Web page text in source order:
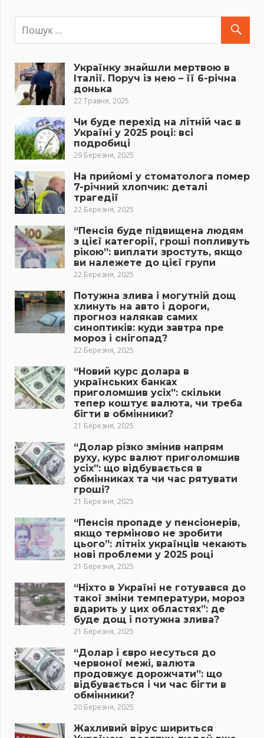
Українку знайшли мертвою в
Італії. Поруч із нею – її 6-річна
донька
22 Травня, 2025
Чи буде перехід на літній час в
Україні у 2025 році: всі
подробиці
29 Березня, 2025
На прийомі у стоматолога помер
7-річний хлопчик: деталі
трагедії
22 Березня, 2025
“Пенсія буде підвищена людям
з цієї категорії, гроші попливуть
рікою”: виплати зростуть, якщо
ви належете до цієї групи
22 Березня, 2025
Потужна злива і могутній дощ
хлинуть на авто і дороги,
прогноз налякав самих
синоптиків: куди завтра пре
мороз і снігопад?
22 Березня, 2025
“Новий курс долара в
українських банках
приголомшив усіх”: скільки
тепер коштує валюта, чи треба
бігти в обмінники?
21 Березня, 2025
“Долар різко змінив напрям
руху, курс валют приголомшив
усіх”: що відбувається в
обмінниках та чи час рятувати
гроші?
21 Березня, 2025
“Пенсія пропаде у пенсіонерів,
якщо терміново не зробити
цього”: літніх українців чекають
нові проблеми у 2025 році
21 Березня, 2025
“Ніхто в Україні не готувався до
такої зміни температури, мороз
вдарить у цих областях”: де
буде дощ і потужна злива?
21 Березня, 2025
“Долар і євро несуться до
червоної межі, валюта
продовжує дорожчати”: що
відбувається і чи час бігти в
обмінники?
20 Березня, 2025
Жахливий вірус шириться